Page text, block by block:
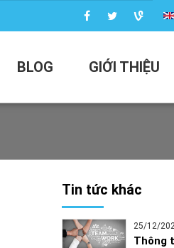
BLOG GIỚI THIỆU
Tin tức khác
25/12/
Thông